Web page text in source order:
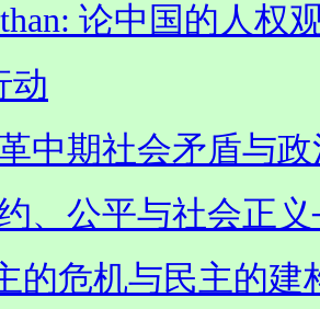
论中国的人权
动
中期社会矛盾与
、公平与社会正
危机与民主的建